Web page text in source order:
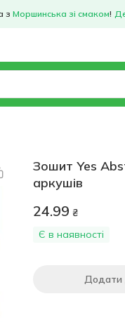
з Моршинська зі смаком!
Зошит Yes
аркушів
24.99 ₴
Є в наявності
Додати